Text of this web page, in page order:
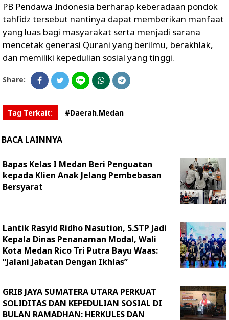
PB Pendawa Indonesia berharap keberadaan pondok
tahfidz tersebut nantinya dapat memberikan manfaat
yang luas bagi masyarakat serta menjadi sarana
mencetak generasi Qurani yang berilmu, berakhlak,
dan memiliki kepedulian sosial yang tinggi.
Share:
Tag Terkait: #Daerah.Medan
BACA LAINNYA
Bapas Kelas I Medan Beri Penguatan
kepada Klien Anak Jelang Pembebasan
Bersyarat
Lantik Rasyid Ridho Nasution, S.STP Jadi
Kepala Dinas Penanaman Modal, Wali
Kota Medan Rico Tri Putra Bayu Waas:
“Jalani Jabatan Dengan Ikhlas”
GRIB JAYA SUMATERA UTARA PERKUAT
SOLIDITAS DAN KEPEDULIAN SOSIAL DI
BULAN RAMADHAN: HERKULES DAN